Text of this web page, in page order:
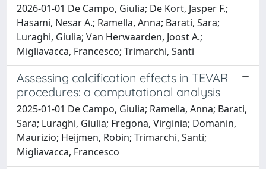
2026-01-01 De Campo, Giulia; De Kort, Jasper F.;
Hasami, Nesar A.; Ramella, Anna; Barati, Sara;
Luraghi, Giulia; Van Herwaarden, Joost A.;
Migliavacca, Francesco; Trimarchi, Santi
Assessing calcification effects in TEVAR
procedures: a computational analysis
2025-01-01 De Campo, Giulia; Ramella, Anna; Barati,
Sara; Luraghi, Giulia; Fregona, Virginia; Domanin,
Maurizio; Heijmen, Robin; Trimarchi, Santi;
Migliavacca, Francesco